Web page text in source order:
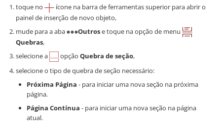
toque no
ícone na barra de ferramentas superior para abrir o
painel de inserção de novo objeto,
mude para a aba
Outrose toque na opção de menu
Quebras,
selecione a
opção Quebra de seção,
selecione o tipo de quebra de seção necessário:
Próxima Página - para iniciar uma nova seção na próxima
página.
Página Contínua - para iniciar uma nova seção na página
atual.